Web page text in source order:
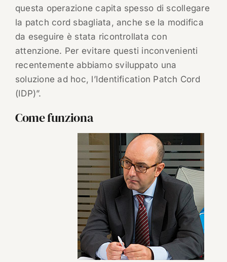
questa operazione capita spesso di scollegare
la patch cord sbagliata, anche se la modifica
da eseguire è stata ricontrollata con
attenzione. Per evitare questi inconvenienti
recentemente abbiamo sviluppato una
soluzione ad hoc, l’Identification Patch Cord
(IDP)”.
Come funziona